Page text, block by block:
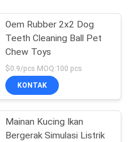
Oem Rubber 2x2 Dog
Teeth Cleaning Ball Pet
Chew Toys
$0.9/pcs MOQ:100 pcs
KONTAK
Mainan Kucing Ikan
Bergerak Simulasi Listrik